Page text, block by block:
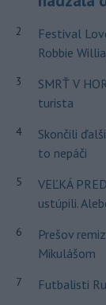
2
Festival
Robbie
3
SMRŤ V
turista
4
Skončili
to nepáči
5
VEĽKÁ
ustúpili.
6
Prešov
Mikulášom
7 Futbalisti